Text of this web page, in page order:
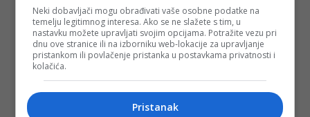
Objavljeno ko će prenositi Eurobasket u
Bosni i Hercegovini
Ove godine ljubitelje košarke očekuje pravi
ekipe kontinenta….
Neki dobavljači mogu obrađivati vaše osobne podatke na
temelju legitimnog interesa. Ako se ne slažete s tim, u
nastavku možete upravljati svojim opcijama. Potražite vezu pri
dnu ove stranice ili na izborniku web-lokacije za upravljanje
pristankom ili povlačenje pristanka u postavkama privatnosti i
kolačića.
Pristanak